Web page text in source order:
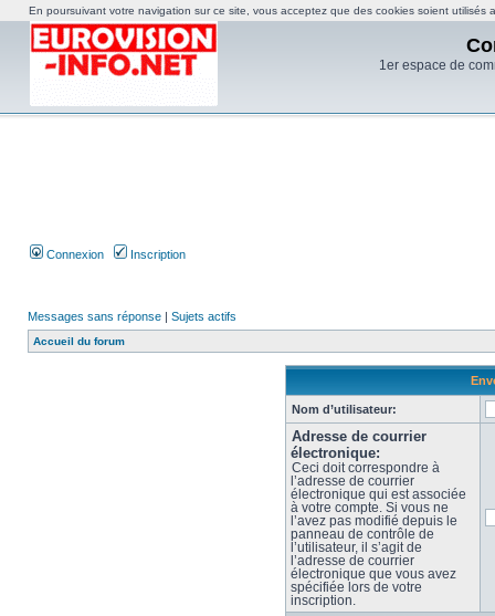
1er espace de
Connexion Inscription
Messages sans réponse | Sujets actifs
Accueil du forum
Nom d’utilisateur:
Adresse de courrier
électronique:
Ceci doit correspondre à
l’adresse de courrier
électronique qui est associée
à votre compte. Si vous ne
l’avez pas modifié depuis le
panneau de contrôle de
l’utilisateur, il s’agit de
l’adresse de courrier
électronique que vous avez
spécifiée lors de votre
inscription.
En poursuivant votre navigation sur ce site, vous acceptez que des cookies soient